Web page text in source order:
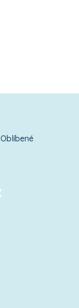
Oblíbené